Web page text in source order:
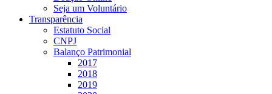
Seja um Voluntário
Transparência
Estatuto Social
CNPJ
Balanço Patrimonial
2017
2018
2019